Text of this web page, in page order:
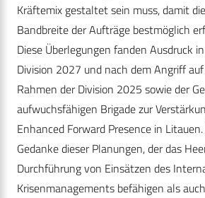
Kräftemix gestaltet sein muss, damit
Bandbreite der Aufträge bestmöglich
Diese Überlegungen fanden Ausdruck
Division 2027 und nach dem Angriff
Rahmen der Division 2025 sowie der
aufwuchsfähigen Brigade zur
Enhanced Forward Presence in
Gedanke dieser Planungen, der das
Durchführung von Einsätzen des
Krisenmanagements befähigen als